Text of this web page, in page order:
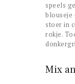
speels
blouseje
stoer in
rokje.
Mix